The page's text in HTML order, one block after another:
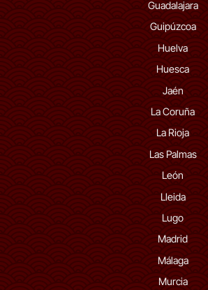
Guadalajara
Guipúzcoa
Huelva
Huesca
Jaén
La Coruña
La Rioja
Las Palmas
León
Lleida
Lugo
Madrid
Málaga
Murcia